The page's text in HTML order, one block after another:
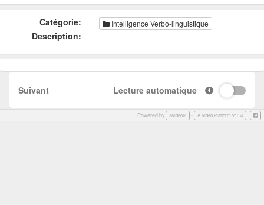
Catégorie: Intelligence Verbo-linguistique
Description:
Suivant Lecture automatique
Powered by AVideo® - A Video Platform v10.4